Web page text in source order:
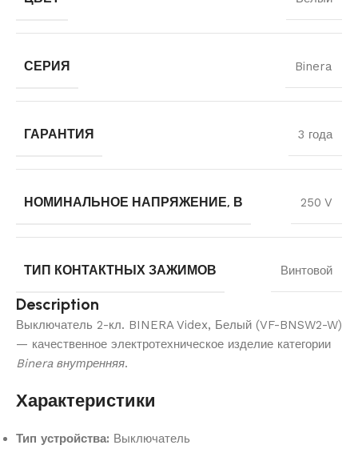
СЕРИЯ Binera
ГАРАНТИЯ 3 года
НОМИНАЛЬНОЕ НАПРЯЖЕНИЕ, В 250 V
ТИП КОНТАКТНЫХ ЗАЖИМОВ Винтовой
Description
Выключатель 2-кл. BINERA Videx, Белый (VF-BNSW2-W)
— качественное электротехническое изделие категории
Binera внутренняя.
Характеристики
Тип устройства: Выключатель